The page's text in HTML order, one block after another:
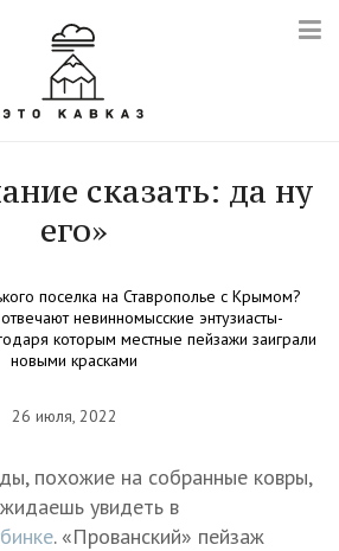
сказать: да ну
его»
поселка на Ставрополье с Крымом?
невинномысские энтузиасты-
которым местные пейзажи заиграли
новыми красками
26 июля, 2022
похожие на собранные ковры,
увидеть в
. «Прованский» пейзаж